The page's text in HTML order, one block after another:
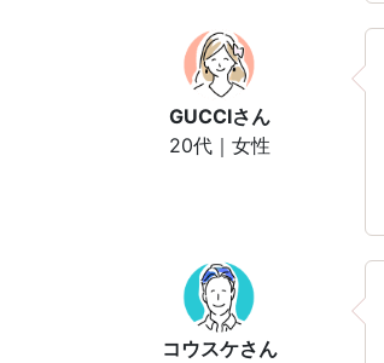
GUCCIさん
20代｜女性
コウスケさん